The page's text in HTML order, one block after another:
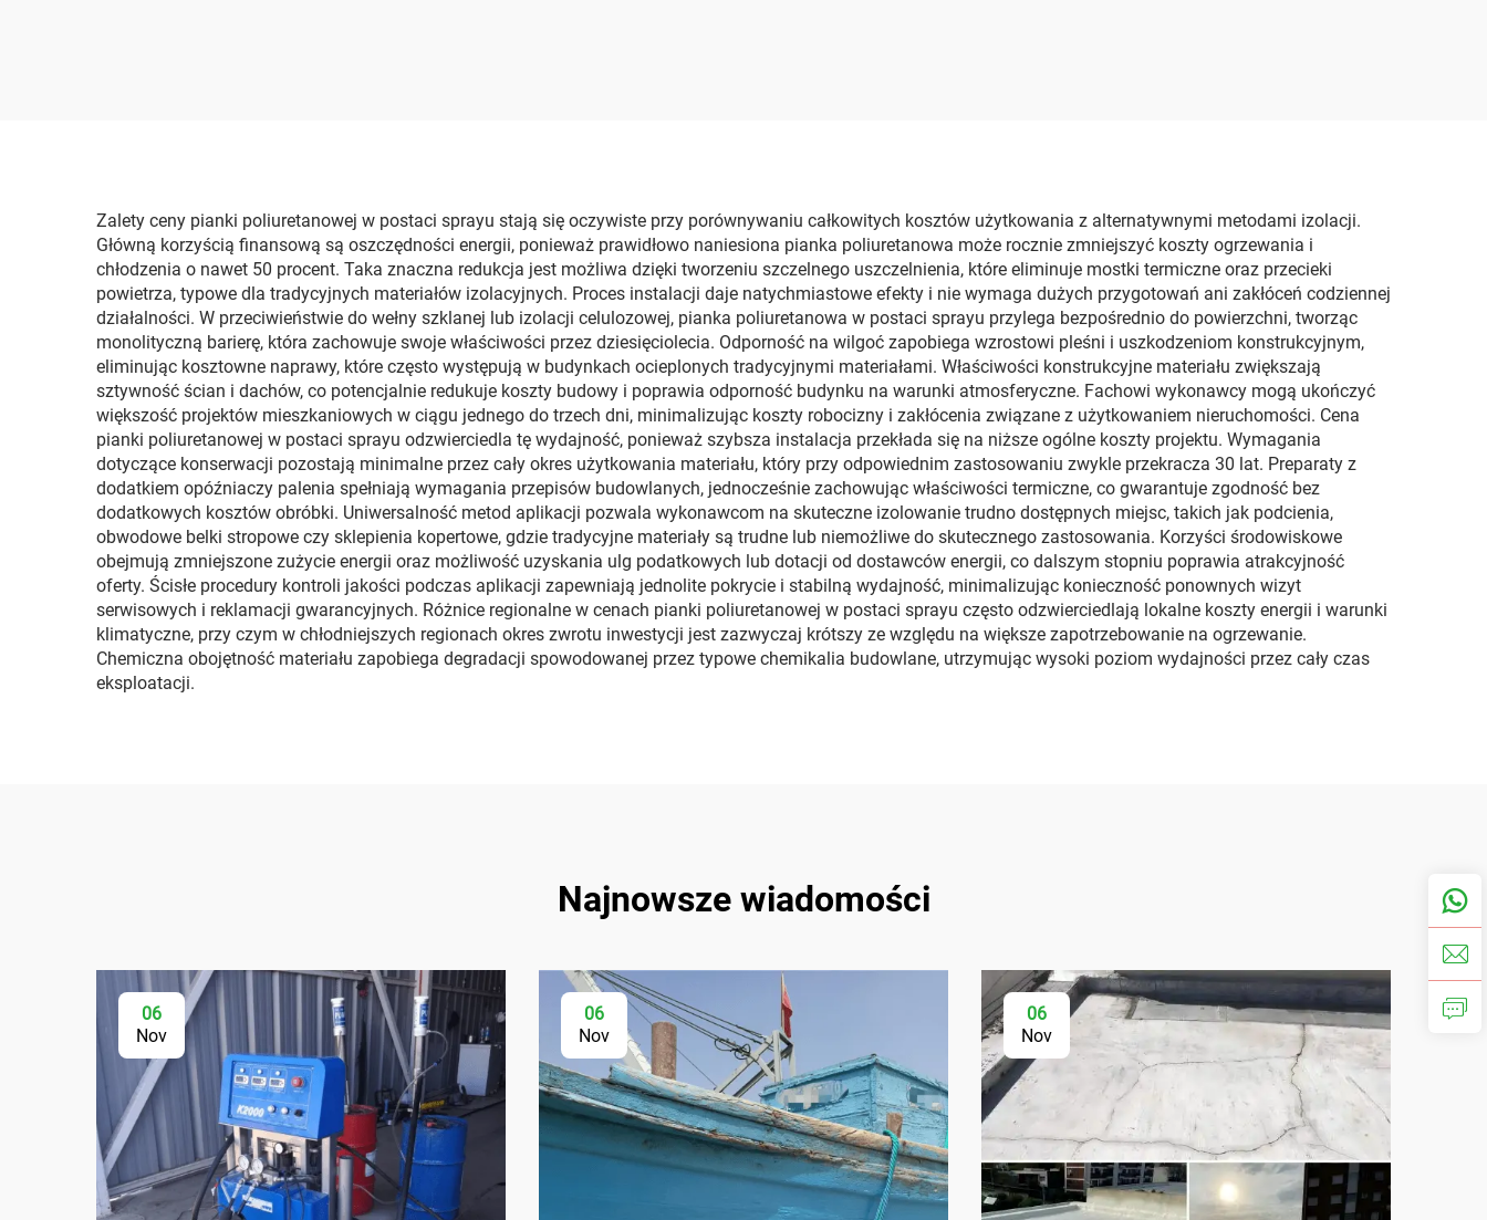
Zalety ceny pianki poliuretanowej w postaci sprayu stają się oczywiste przy porównywaniu całkowitych kosztów użytkowania z alternatywnymi metodami izolacji.
Główną korzyścią finansową są oszczędności energii, ponieważ prawidłowo naniesiona pianka poliuretanowa może rocznie zmniejszyć koszty ogrzewania i
chłodzenia o nawet 50 procent. Taka znaczna redukcja jest możliwa dzięki tworzeniu szczelnego uszczelnienia, które eliminuje mostki termiczne oraz przecieki
powietrza, typowe dla tradycyjnych materiałów izolacyjnych. Proces instalacji daje natychmiastowe efekty i nie wymaga dużych przygotowań ani zakłóceń codziennej
działalności. W przeciwieństwie do wełny szklanej lub izolacji celulozowej, pianka poliuretanowa w postaci sprayu przylega bezpośrednio do powierzchni, tworząc
monolityczną barierę, która zachowuje swoje właściwości przez dziesięciolecia. Odporność na wilgoć zapobiega wzrostowi pleśni i uszkodzeniom konstrukcyjnym,
eliminując kosztowne naprawy, które często występują w budynkach ocieplonych tradycyjnymi materiałami. Właściwości konstrukcyjne materiału zwiększają
sztywność ścian i dachów, co potencjalnie redukuje koszty budowy i poprawia odporność budynku na warunki atmosferyczne. Fachowi wykonawcy mogą ukończyć
większość projektów mieszkaniowych w ciągu jednego do trzech dni, minimalizując koszty robocizny i zakłócenia związane z użytkowaniem nieruchomości. Cena
pianki poliuretanowej w postaci sprayu odzwierciedla tę wydajność, ponieważ szybsza instalacja przekłada się na niższe ogólne koszty projektu. Wymagania
dotyczące konserwacji pozostają minimalne przez cały okres użytkowania materiału, który przy odpowiednim zastosowaniu zwykle przekracza 30 lat. Preparaty z
dodatkiem opóźniaczy palenia spełniają wymagania przepisów budowlanych, jednocześnie zachowując właściwości termiczne, co gwarantuje zgodność bez
dodatkowych kosztów obróbki. Uniwersalność metod aplikacji pozwala wykonawcom na skuteczne izolowanie trudno dostępnych miejsc, takich jak podcienia,
obwodowe belki stropowe czy sklepienia kopertowe, gdzie tradycyjne materiały są trudne lub niemożliwe do skutecznego zastosowania. Korzyści środowiskowe
obejmują zmniejszone zużycie energii oraz możliwość uzyskania ulg podatkowych lub dotacji od dostawców energii, co dalszym stopniu poprawia atrakcyjność
oferty. Ścisłe procedury kontroli jakości podczas aplikacji zapewniają jednolite pokrycie i stabilną wydajność, minimalizując konieczność ponownych wizyt
serwisowych i reklamacji gwarancyjnych. Różnice regionalne w cenach pianki poliuretanowej w postaci sprayu często odzwierciedlają lokalne koszty energii i warunki
klimatyczne, przy czym w chłodniejszych regionach okres zwrotu inwestycji jest zazwyczaj krótszy ze względu na większe zapotrzebowanie na ogrzewanie.
Chemiczna obojętność materiału zapobiega degradacji spowodowanej przez typowe chemikalia budowlane, utrzymując wysoki poziom wydajności przez cały czas
eksploatacji.
Najnowsze wiadomości
06
Nov
06
Nov
06
Nov